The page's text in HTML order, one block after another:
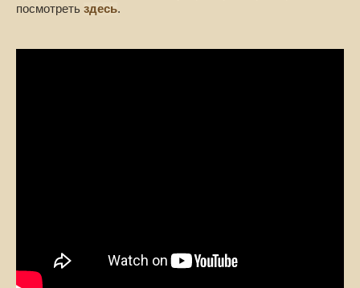
посмотреть здесь.